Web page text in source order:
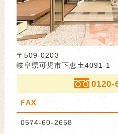
〒509-0203
岐阜県可児市下恵土4091-1
0120-
FAX
0574-60-2658